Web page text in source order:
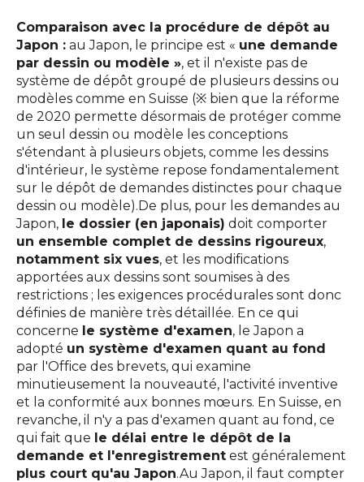
Comparaison avec la procédure de dépôt au
Japon : au Japon, le principe est « une demande
par dessin ou modèle », et il n'existe pas de
système de dépôt groupé de plusieurs dessins ou
modèles comme en Suisse (※ bien que la réforme
de 2020 permette désormais de protéger comme
un seul dessin ou modèle les conceptions
s'étendant à plusieurs objets, comme les dessins
d'intérieur, le système repose fondamentalement
sur le dépôt de demandes distinctes pour chaque
dessin ou modèle).De plus, pour les demandes au
Japon, le dossier (en japonais) doit comporter
un ensemble complet de dessins rigoureux,
notamment six vues, et les modifications
apportées aux dessins sont soumises à des
restrictions ; les exigences procédurales sont donc
définies de manière très détaillée. En ce qui
concerne le système d'examen, le Japon a
adopté un système d'examen quant au fond
par l'Office des brevets, qui examine
minutieusement la nouveauté, l'activité inventive
et la conformité aux bonnes mœurs. En Suisse, en
revanche, il n'y a pas d'examen quant au fond, ce
qui fait que le délai entre le dépôt de la
demande et l'enregistrement est généralement
plus court qu'au Japon.Au Japon, il faut compter